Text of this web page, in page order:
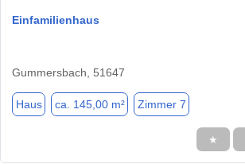
Einfamilienhaus
Gummersbach, 51647
Haus ca. 145,00 m² Zimmer 7
★